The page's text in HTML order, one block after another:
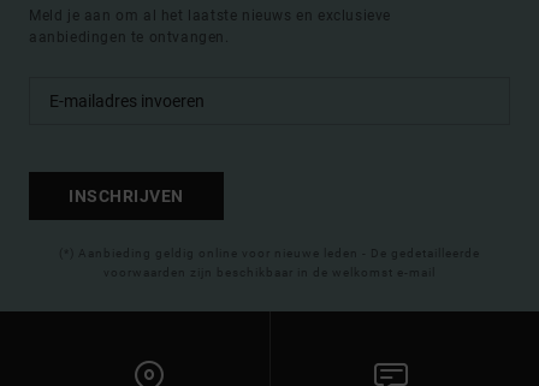
Meld je aan om al het laatste nieuws en exclusieve
aanbiedingen te ontvangen.
INSCHRIJVEN
(*) Aanbieding geldig online voor nieuwe leden - De gedetailleerde
voorwaarden zijn beschikbaar in de welkomst e-mail